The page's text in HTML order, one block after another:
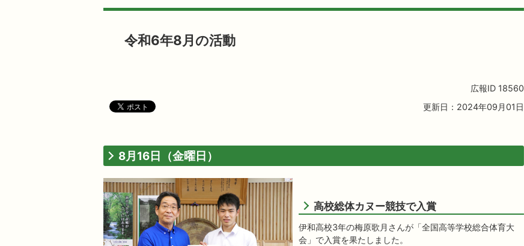
令和6年8月の活動
広報ID 18560
更新日：2024年09月01日
8月16日（金曜日）
高校総体カヌー競技で入賞
伊和高校3年の梅原歌月さんが「全国高等学校総合体育大
会」で入賞を果たしました。